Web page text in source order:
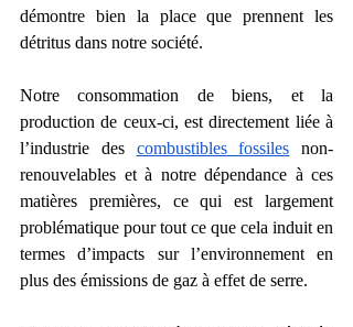
démontre bien la place que prennent les
détritus dans notre société.
Notre consommation de biens, et la
production de ceux-ci, est directement liée à
l’industrie des combustibles fossiles non-
renouvelables et à notre dépendance à ces
matières premières, ce qui est largement
problématique pour tout ce que cela induit en
termes d’impacts sur l’environnement en
plus des émissions de gaz à effet de serre.